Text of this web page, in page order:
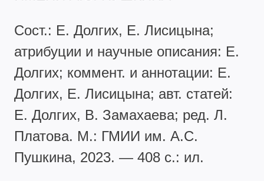
Сост.: Е. Долгих, Е. Лисицына;
атрибуции и научные описания: Е.
Долгих; коммент. и аннотации: Е.
Долгих, Е. Лисицына; авт. статей:
Е. Долгих, В. Замахаева; ред. Л.
Платова. М.: ГМИИ им. А.С.
Пушкина, 2023. — 408 с.: ил.